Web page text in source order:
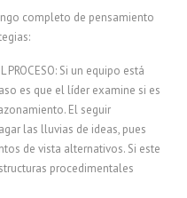
completo de pensamiento
PROCESO: Si un equipo está
es que el líder examine si es
El seguir
las lluvias de ideas, pues
de vista alternativos. Si este
procedimentales